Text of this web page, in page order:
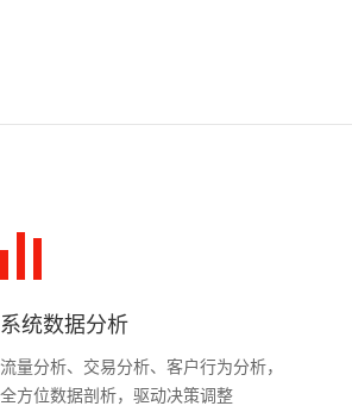
系统数据分析
流量分析、交易分析、客户行为分析，
全方位数据剖析，驱动决策调整